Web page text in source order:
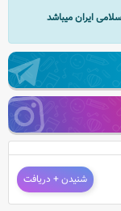
ایران میباشد
شنیدن + دریافت